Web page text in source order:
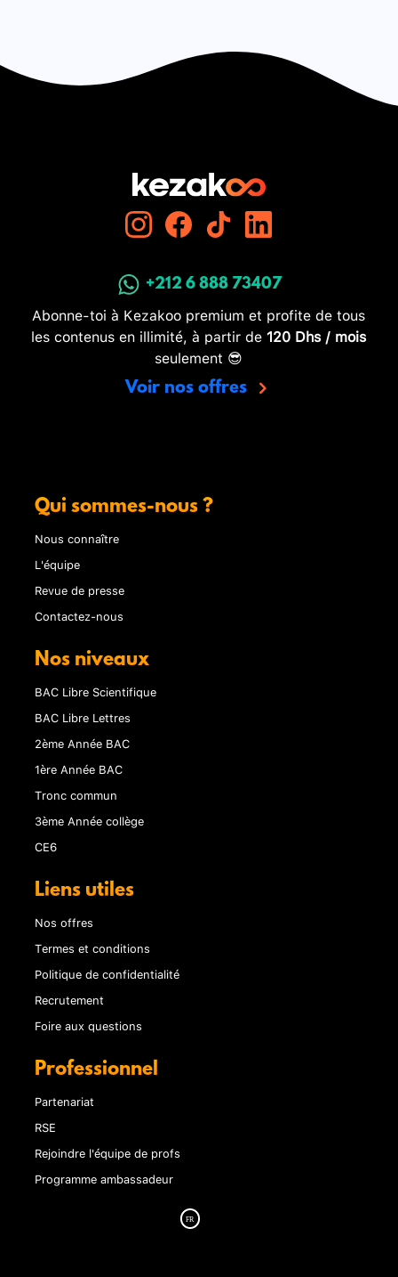
+212 6 888 73407
Abonne-toi à Kezakoo premium et profite de tous
les contenus en illimité, à partir de 120 Dhs / mois
seulement 😎
Voir nos offres
Qui sommes-nous ?
Nous connaître
L'équipe
Revue de presse
Contactez-nous
Nos niveaux
BAC Libre Scientifique
BAC Libre Lettres
2ème Année BAC
1ère Année BAC
Tronc commun
3ème Année collège
CE6
Liens utiles
Nos offres
Termes et conditions
Politique de confidentialité
Recrutement
Foire aux questions
Professionnel
Partenariat
RSE
Rejoindre l'équipe de profs
Programme ambassadeur